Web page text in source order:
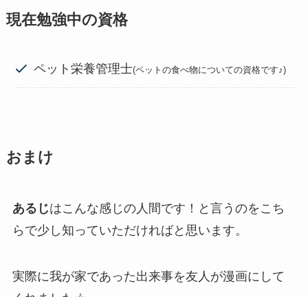
現在勉強中の資格
ペット栄養管理士(ペットの食べ物についての資格です♪)
おまけ
あるじはこんな感じの人間です！と言うのをこち
らで少し知っていただければと思います。
実際に我が家であった出来事を友人が漫画にして